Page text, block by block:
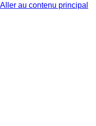
Aller au contenu principal